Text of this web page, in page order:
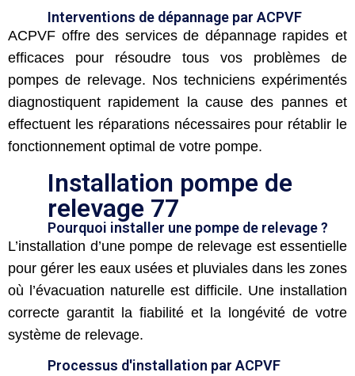
Interventions de dépannage par ACPVF
ACPVF offre des services de dépannage rapides et
efficaces pour résoudre tous vos problèmes de
pompes de relevage. Nos techniciens expérimentés
diagnostiquent rapidement la cause des pannes et
effectuent les réparations nécessaires pour rétablir le
fonctionnement optimal de votre pompe.
Installation pompe de
relevage 77
Pourquoi installer une pompe de relevage ?
L’installation d’une pompe de relevage est essentielle
pour gérer les eaux usées et pluviales dans les zones
où l’évacuation naturelle est difficile. Une installation
correcte garantit la fiabilité et la longévité de votre
système de relevage.
Processus d'installation par ACPVF